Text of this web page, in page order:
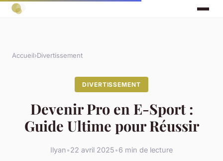
Accueil›Divertissement
DIVERTISSEMENT
Devenir Pro en E-Sport :
Guide Ultime pour Réussir
Ilyan•22 avril 2025•6 min de lecture